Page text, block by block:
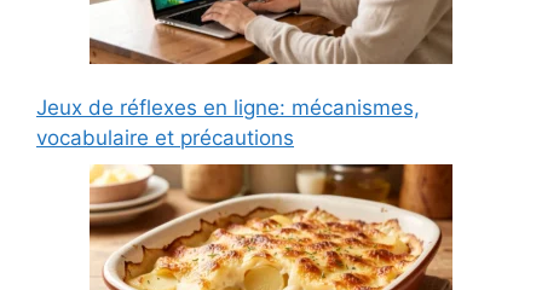
Jeux de réflexes en ligne: mécanismes,
vocabulaire et précautions